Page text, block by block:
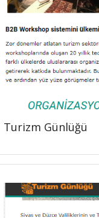
Turizm Günlüğü